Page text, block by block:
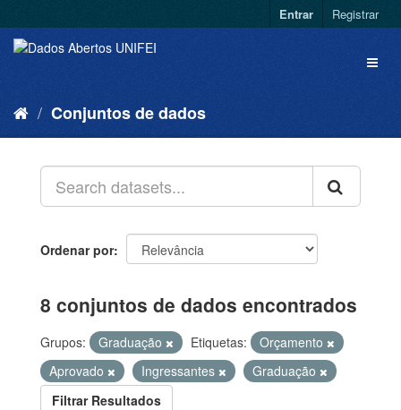
Entrar Registrar
Conjuntos de dados
Ordenar por
8 conjuntos de dados encontrados
Grupos: Graduação Etiquetas:
Orçamento
Aprovado
Ingressantes
Graduação
Filtrar Resultados